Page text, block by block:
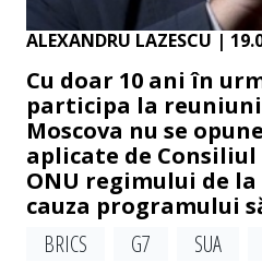
ALEXANDRU LAZESCU |
Cu doar 10 ani în
participa la
Moscova nu se
aplicate de
ONU regimului de
cauza programului
BRICS
G7 SUA